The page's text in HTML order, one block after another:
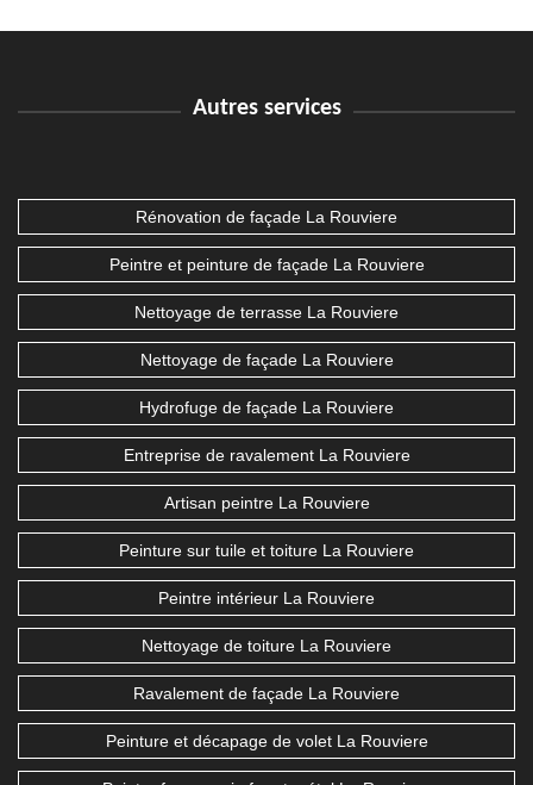
Autres services
Rénovation de façade La Rouviere
Peintre et peinture de façade La Rouviere
Nettoyage de terrasse La Rouviere
Nettoyage de façade La Rouviere
Hydrofuge de façade La Rouviere
Entreprise de ravalement La Rouviere
Artisan peintre La Rouviere
Peinture sur tuile et toiture La Rouviere
Peintre intérieur La Rouviere
Nettoyage de toiture La Rouviere
Ravalement de façade La Rouviere
Peinture et décapage de volet La Rouviere